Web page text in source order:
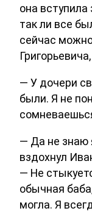
она вступила
так ли все
сейчас
— У дочери
были. Я не
— Да не знаю
вздохнул
— Не
обычная
могла. Я